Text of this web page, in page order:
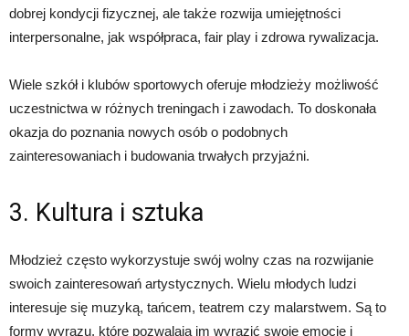
dobrej kondycji fizycznej, ale także rozwija umiejętności
interpersonalne, jak współpraca, fair play i zdrowa rywalizacja.
Wiele szkół i klubów sportowych oferuje młodzieży możliwość
uczestnictwa w różnych treningach i zawodach. To doskonała
okazja do poznania nowych osób o podobnych
zainteresowaniach i budowania trwałych przyjaźni.
3. Kultura i sztuka
Młodzież często wykorzystuje swój wolny czas na rozwijanie
swoich zainteresowań artystycznych. Wielu młodych ludzi
interesuje się muzyką, tańcem, teatrem czy malarstwem. Są to
formy wyrazu, które pozwalają im wyrazić swoje emocje i